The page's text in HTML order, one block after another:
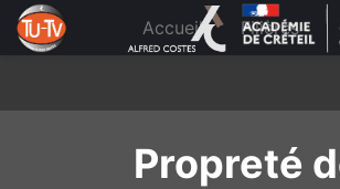
content
Accueil Filières
Propreté